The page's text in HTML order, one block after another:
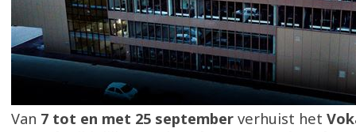
Van 7 tot en met 25 september verhuist het